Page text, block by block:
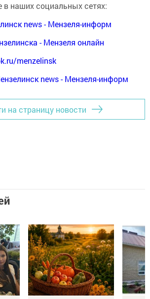
в наших социальных сетях:
news - Мензеля-информ
- Мензеля онлайн
menzelinsk
news - Мензеля-информ
на страницу новости